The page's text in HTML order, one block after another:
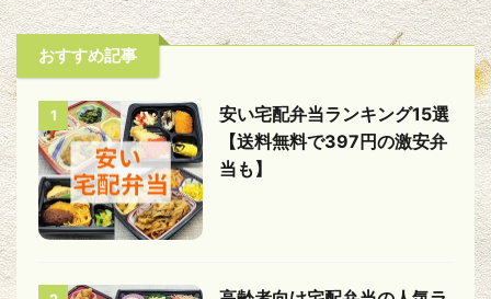
おすすめ記事
1
安い宅配弁当ランキング15選
【送料無料で397円の激安弁
当も】